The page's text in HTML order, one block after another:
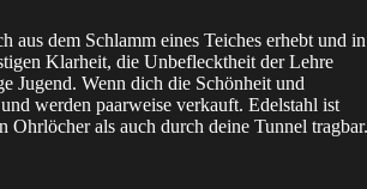
aus dem Schlamm eines Teiches erhebt und in
Klarheit, die Unbeflecktheit der Lehre
Jugend. Wenn dich die Schönheit und
werden paarweise verkauft. Edelstahl ist
Ohrlöcher als auch durch deine Tunnel tragbar.